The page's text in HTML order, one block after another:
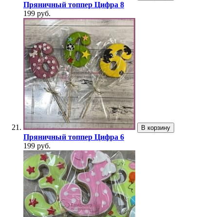
Пряничный топпер Цифра 8
199 руб.
В корзину
Пряничный топпер Цифра 6
199 руб.